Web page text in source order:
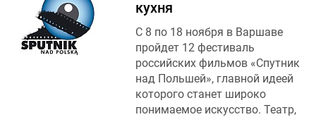
кухня
С 8 по 18 ноября в Варшаве
пройдет 12 фестиваль
российских фильмов «Спутник
над Польшей», главной идеей
которого станет широко
понимаемое искусство. Театр,